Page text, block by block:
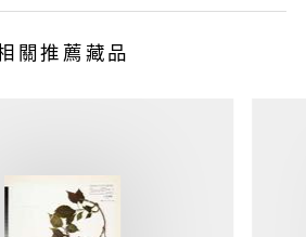
關推薦藏品